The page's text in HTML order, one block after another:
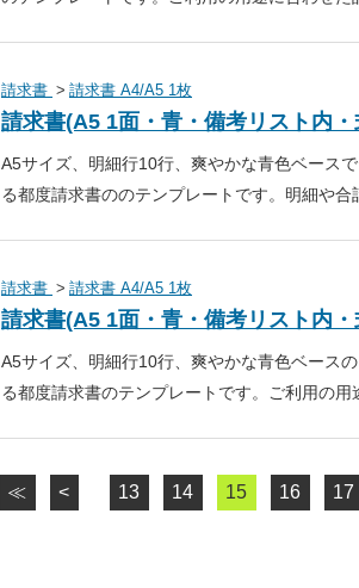
請求書 請求書 A4/A5 1枚
請求書(A5 1面・青・備考リスト内・
A5サイズ、明細行10行、爽やかな青色ベース
る都度請求書ののテンプレートです。明細や
請求書 請求書 A4/A5 1枚
請求書(A5 1面・青・備考リスト内・
A5サイズ、明細行10行、爽やかな青色ベース
る都度請求書のテンプレートです。ご利用の
≪ < 13 14 15 16 17